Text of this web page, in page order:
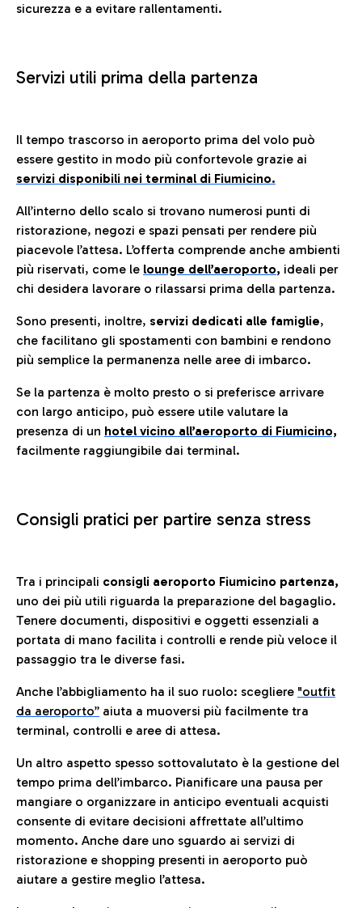
sicurezza e a evitare rallentamenti.
Servizi utili prima della partenza
Il tempo trascorso in aeroporto prima del volo può
essere gestito in modo più confortevole grazie ai
servizi disponibili nei terminal di Fiumicino.
All’interno dello scalo si trovano numerosi punti di
ristorazione, negozi e spazi pensati per rendere più
piacevole l’attesa. L’offerta comprende anche ambienti
più riservati, come le lounge dell’aeroporto, ideali per
chi desidera lavorare o rilassarsi prima della partenza.
Sono presenti, inoltre, servizi dedicati alle famiglie,
che facilitano gli spostamenti con bambini e rendono
più semplice la permanenza nelle aree di imbarco.
Se la partenza è molto presto o si preferisce arrivare
con largo anticipo, può essere utile valutare la
presenza di un hotel vicino all’aeroporto di Fiumicino,
facilmente raggiungibile dai terminal.
Consigli pratici per partire senza stress
Tra i principali consigli aeroporto Fiumicino partenza,
uno dei più utili riguarda la preparazione del bagaglio.
Tenere documenti, dispositivi e oggetti essenziali a
portata di mano facilita i controlli e rende più veloce il
passaggio tra le diverse fasi.
Anche l’abbigliamento ha il suo ruolo: scegliere "outfit
da aeroporto” aiuta a muoversi più facilmente tra
terminal, controlli e aree di attesa.
Un altro aspetto spesso sottovalutato è la gestione del
tempo prima dell’imbarco. Pianificare una pausa per
mangiare o organizzare in anticipo eventuali acquisti
consente di evitare decisioni affrettate all’ultimo
momento. Anche dare uno sguardo ai servizi di
ristorazione e shopping presenti in aeroporto può
aiutare a gestire meglio l’attesa.